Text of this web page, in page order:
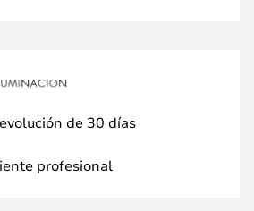
de 30 días
profesional